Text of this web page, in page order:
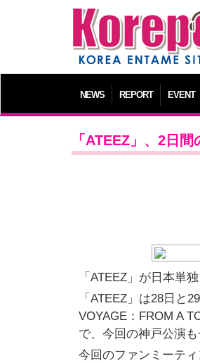
NEWS REPORT EVENT
「ATEEZ」、2日
「ATEEZ」が日本単
「ATEEZ」は28日と
VOYAGE：FROM A
で、今回の神戸公演
今回のファンミーテ